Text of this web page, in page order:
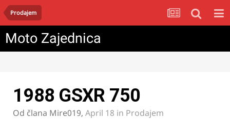
Prodajem
Moto Zajednica
1988 GSXR 750
Od člana Mire019, April 18 in Prodajem